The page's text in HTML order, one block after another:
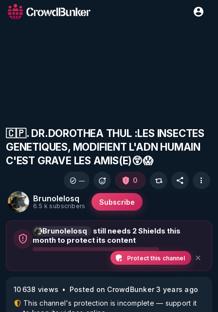
🇨🇵. DR.DOROTHEA THUL :LES INSECTES
GENETIQUES, MODIFIENT L'ADN HUMAIN
C'EST GRAVE LES AMIS(E)😲😱
Brunolelosq
6.5 k subscribers Subscribe
— 0
Brunolelosq
still needs 2 Shields this
month to protect its content
Protect this channel
10 638 views
Posted on CrowdBunker 3 years ago
This channel's protection is incomplete — support it